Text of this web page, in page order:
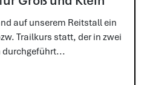
Oktober 2024 –